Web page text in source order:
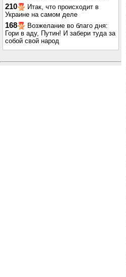
210
Итак, что происходит в
Украине на самом деле
168
Возжелание во благо дня:
Гори в аду, Путин! И забери туда за
собой свой народ